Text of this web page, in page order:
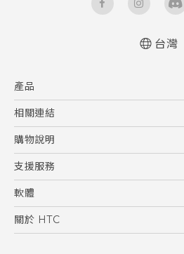
台灣
產品
5G
智慧型手機
配件
相關連結
HTC Research
購物說明
購物須知
訂單管理
付款方式
支援服務
到府收送維修服務
服務中心資訊
客戶服務佈告欄
軟體
應用程式
關於 HTC